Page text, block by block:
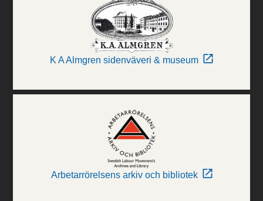
K A Almgren sidenväveri & museum
Arbetarrörelsens arkiv och bibliotek